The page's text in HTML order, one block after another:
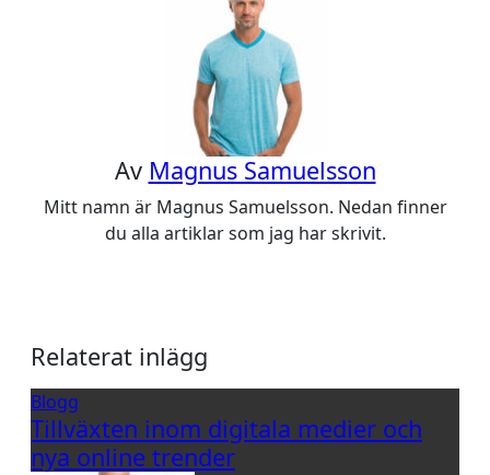
Av Magnus Samuelsson
Mitt namn är Magnus Samuelsson. Nedan finner
du alla artiklar som jag har skrivit.
Relaterat inlägg
Blogg
Tillväxten inom digitala medier och
nya online trender